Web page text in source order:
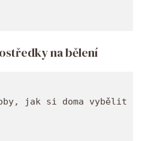
na bělení
jak si doma vybělit